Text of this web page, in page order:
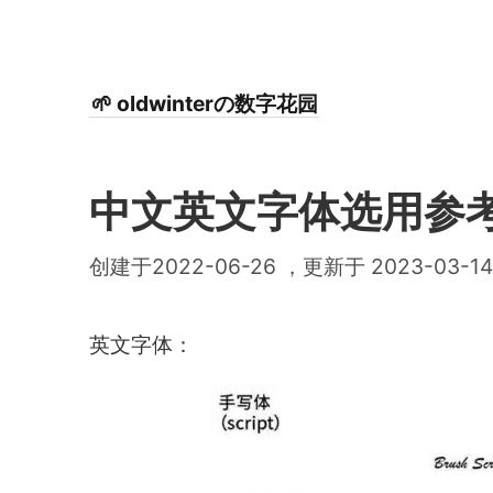
🌱 oldwinterの数字花园
中文英文字体选用参
创建于2022-06-26 ，更新于 2023-03-14
英文字体：